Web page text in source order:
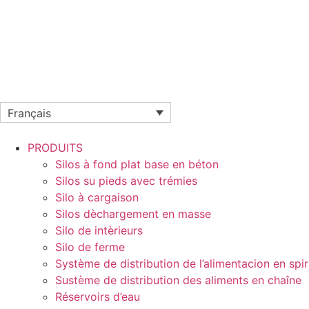
Français
PRODUITS
Silos à fond plat base en béton
Silos su pieds avec trémies
Silo à cargaison
Silos dèchargement en masse
Silo de intèrieurs
Silo de ferme
Système de distribution de l’alimentacion en
Sustème de distribution des aliments en chaîne
Réservoirs d’eau